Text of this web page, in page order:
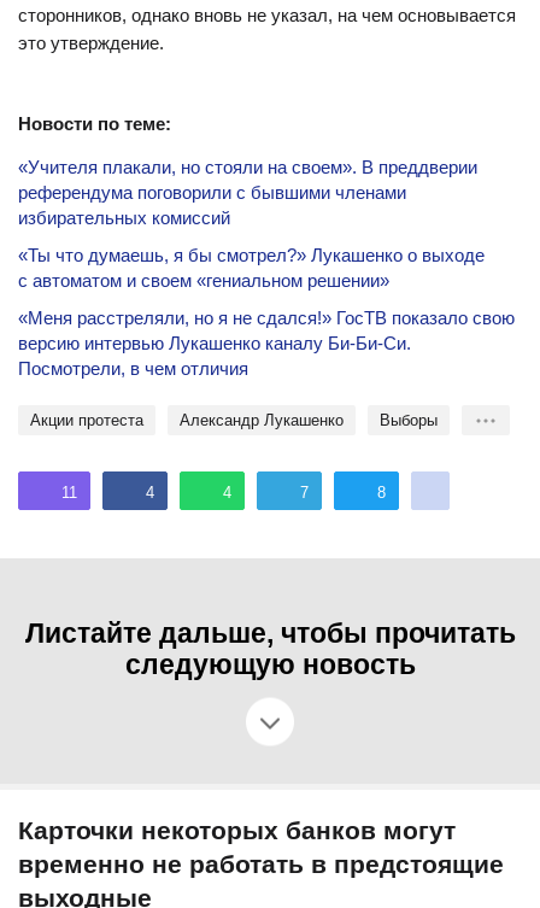
сторонников, однако вновь не указал, на чем основывается
это утверждение.
Новости по теме:
«Учителя плакали, но стояли на своем». В преддверии
референдума поговорили с бывшими членами
избирательных комиссий
«Ты что думаешь, я бы смотрел?» Лукашенко о выходе
с автоматом и своем «гениальном решении»
«Меня расстреляли, но я не сдался!» ГосТВ показало свою
версию интервью Лукашенко каналу Би-Би-Си.
Посмотрели, в чем отличия
акции протеста Александр Лукашенко Выборы
11 4 4 7 8
Листайте дальше, чтобы прочитать
следующую новость